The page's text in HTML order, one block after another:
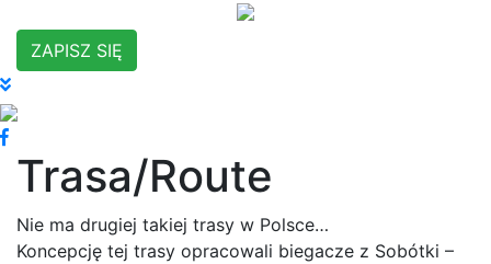
ZAPISZ SIĘ
Trasa/Route
Nie ma drugiej takiej trasy w Polsce…
Koncepcję tej trasy opracowali biegacze z Sobótki –